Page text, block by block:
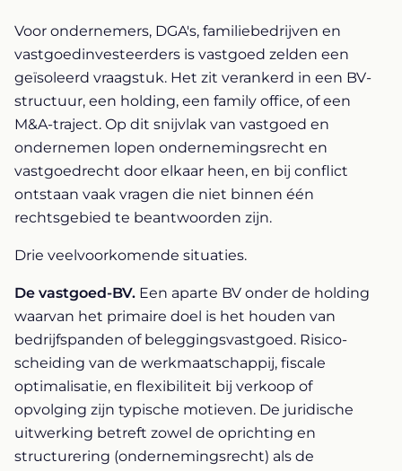
Voor ondernemers, DGA's, familiebedrijven en
vastgoedinvesteerders is vastgoed zelden een
geïsoleerd vraagstuk. Het zit verankerd in een BV-
structuur, een holding, een family office, of een
M&A-traject. Op dit snijvlak van vastgoed en
ondernemen lopen ondernemingsrecht en
vastgoedrecht door elkaar heen, en bij conflict
ontstaan vaak vragen die niet binnen één
rechtsgebied te beantwoorden zijn.
Drie veelvoorkomende situaties.
De vastgoed-BV. Een aparte BV onder de holding
waarvan het primaire doel is het houden van
bedrijfspanden of beleggingsvastgoed. Risico-
scheiding van de werkmaatschappij, fiscale
optimalisatie, en flexibiliteit bij verkoop of
opvolging zijn typische motieven. De juridische
uitwerking betreft zowel de oprichting en
structurering (ondernemingsrecht) als de